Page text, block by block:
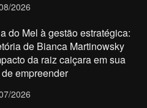
2026
do Mel à gestão estratégica:
de Bianca Martinowsky
da raiz caiçara em sua
empreender
2026